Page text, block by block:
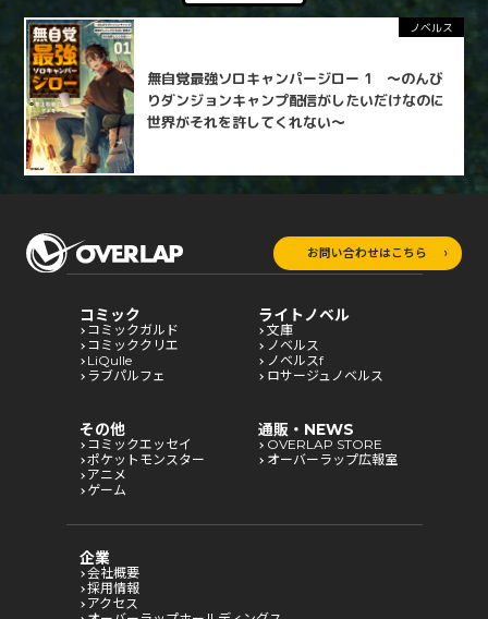
ノベルス
無自覚最強ソロキャンパージロー 1 ～のんび
りダンジョンキャンプ配信がしたいだけなのに
世界がそれを許してくれない～
お問い合わせはこちら
コミック
コミックガルド
コミッククリエ
LiQulle
ラブパルフェ
ライトノベル
文庫
ノベルス
ノベルスf
ロサージュノベルス
その他
コミックエッセイ
ポケットモンスター
アニメ
ゲーム
通販・NEWS
OVERLAP STORE
オーバーラップ広報室
企業
会社概要
採用情報
アクセス